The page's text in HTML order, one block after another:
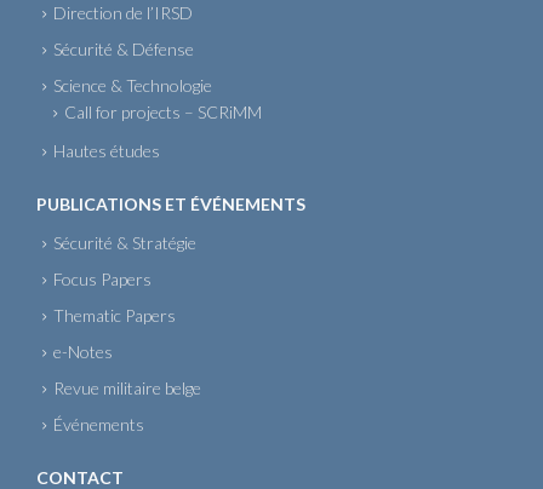
Direction de l’IRSD
Sécurité & Défense
Science & Technologie
Call for projects – SCRiMM
Hautes études
PUBLICATIONS ET ÉVÉNEMENTS
Sécurité & Stratégie
Focus Papers
Thematic Papers
e-Notes
Revue militaire belge
Événements
CONTACT